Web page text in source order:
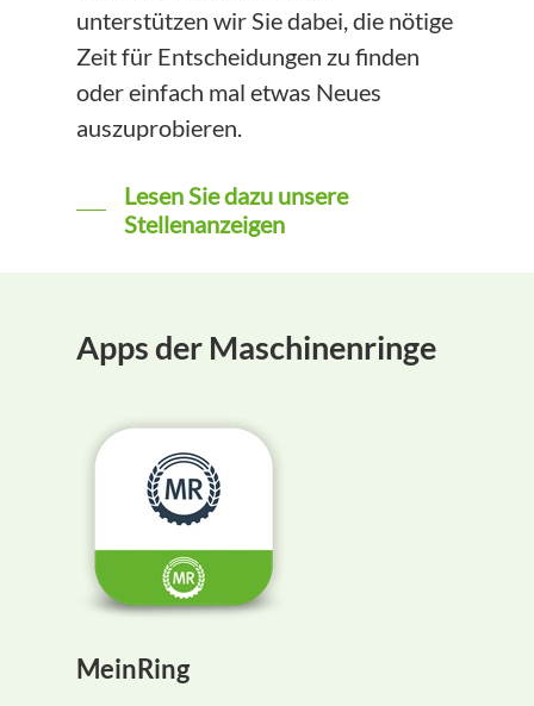
unterstützen wir Sie dabei, die nötige
Zeit für Entscheidungen zu finden
oder einfach mal etwas Neues
auszuprobieren.
Lesen Sie dazu unsere
Stellenanzeigen
Apps der Maschinenringe
MeinRing